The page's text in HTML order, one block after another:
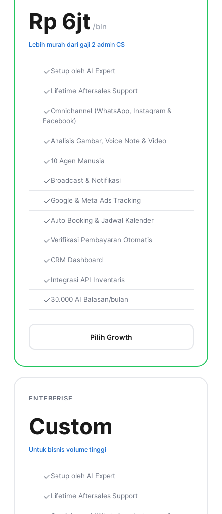
Rp 6jt /bln
Lebih murah dari gaji 2 admin CS
Setup oleh AI Expert
Lifetime Aftersales Support
Omnichannel (WhatsApp, Instagram &
Facebook)
Analisis Gambar, Voice Note & Video
10 Agen Manusia
Broadcast & Notifikasi
Google & Meta Ads Tracking
Auto Booking & Jadwal Kalender
Verifikasi Pembayaran Otomatis
CRM Dashboard
Integrasi API Inventaris
30.000 AI Balasan/bulan
Pilih Growth
ENTERPRISE
Custom
Untuk bisnis volume tinggi
Setup oleh AI Expert
Lifetime Aftersales Support